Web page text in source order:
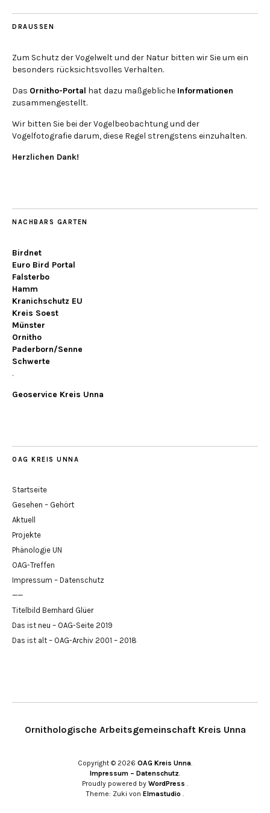
DRAUSSEN
Zum Schutz der Vogelwelt und der Natur bitten wir Sie um ein
besonders rücksichtsvolles Verhalten.
Das Ornitho-Portal hat dazu maßgebliche Informationen
zusammengestellt.
Wir bitten Sie bei der Vogelbeobachtung und der
Vogelfotografie darum, diese Regel strengstens einzuhalten.
Herzlichen Dank!
NACHBARS GARTEN
Birdnet
Euro Bird Portal
Falsterbo
Hamm
Kranichschutz EU
Kreis Soest
Münster
Ornitho
Paderborn/Senne
Schwerte
.
Geoservice Kreis Unna
OAG KREIS UNNA
Startseite
Gesehen – Gehört
Aktuell
Projekte
Phänologie UN
OAG-Treffen
Impressum – Datenschutz
——
Titelbild Bernhard Glüer
Das ist neu – OAG-Seite 2019
Das ist alt – OAG-Archiv 2001 – 2018
Ornithologische Arbeitsgemeinschaft Kreis Unna
Copyright © 2026 OAG Kreis Unna
Impressum – Datenschutz
Proudly powered by WordPress
Theme: Zuki von Elmastudio